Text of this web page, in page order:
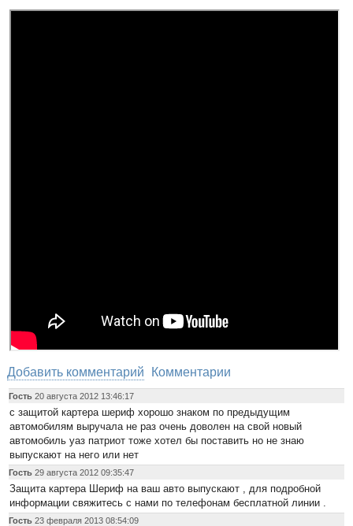
Добавить комментарий Комментарии
Гость 20 августа 2012 13:46:17
с защитой картера шериф хорошо знаком по предыдущим
автомобилям выручала не раз очень доволен на свой новый
автомобиль уаз патриот тоже хотел бы поставить но не знаю
выпускают на него или нет
Гость 29 августа 2012 09:35:47
Защита картера Шериф на ваш авто выпускают , для подробной
информации свяжитесь с нами по телефонам бесплатной линии .
Гость 23 февраля 2013 08:54:09